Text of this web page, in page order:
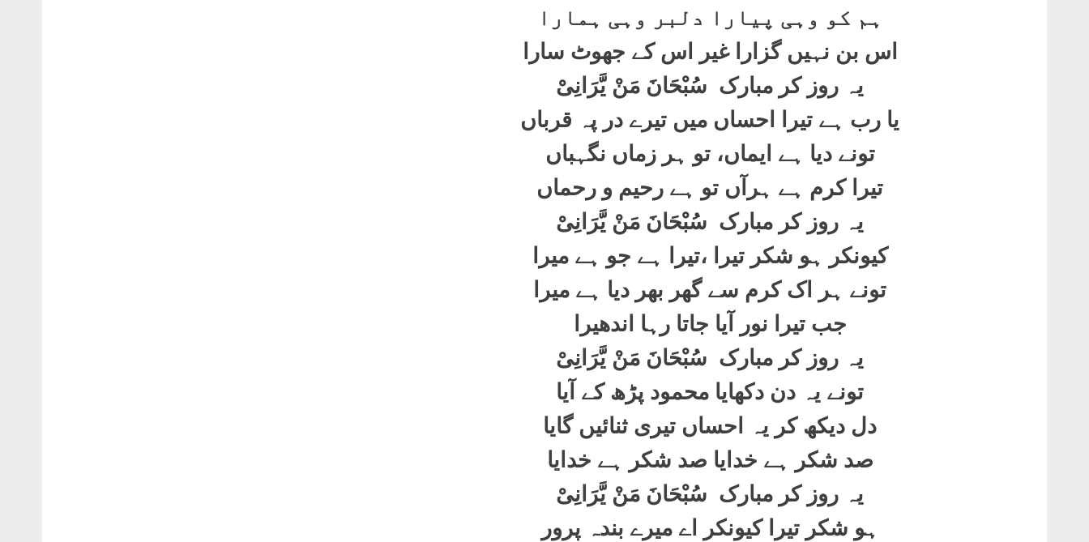
ہم کو وہی پیارا دلبر وہی ہمارا
اس بن نہیں گزارا غیر اس کے جھوٹ سارا
یہ روز کر مبارک سُبْحَانَ مَنْ یَّرَانِیْ
یا رب ہے تیرا احساں میں تیرے در پہ قرباں
تونے دیا ہے ایماں، تو ہر زماں نگہباں
تیرا کرم ہے ہرآں تو ہے رحیم و رحماں
یہ روز کر مبارک سُبْحَانَ مَنْ یَّرَانِیْ
کیونکر ہو شکر تیرا ،تیرا ہے جو ہے میرا
تونے ہر اک کرم سے گھر بھر دیا ہے میرا
جب تیرا نور آیا جاتا رہا اندھیرا
یہ روز کر مبارک سُبْحَانَ مَنْ یَّرَانِیْ
تونے یہ دن دکھایا محمود پڑھ کے آیا
دل دیکھ کر یہ احساں تیری ثنائیں گایا
صد شکر ہے خدایا صد شکر ہے خدایا
یہ روز کر مبارک سُبْحَانَ مَنْ یَّرَانِیْ
ہو شکر تیرا کیونکر اے میرے بندہ پرور